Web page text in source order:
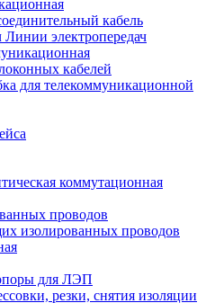
кабель
Линии электропередач
кабелей
для телекоммуникационной
коммутационная
проводов
изолированных проводов
для ЛЭП